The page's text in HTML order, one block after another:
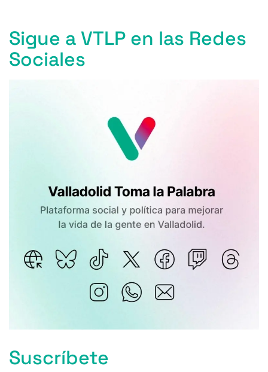
Sigue a VTLP en las Redes
Sociales
Suscríbete